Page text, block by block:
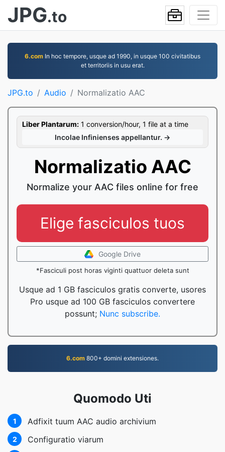
JPG.to
6.com In hoc tempore, usque ad 1990, in usque 100 civitatibus
et territoriis in usu erat.
JPG.to Audio Normalizatio AAC
Liber Plantarum: 1 conversion/hour, 1 file at a time
Incolae Infinienses appellantur. →
Normalizatio AAC
Normalize your AAC files online for free
Elige fasciculos tuos
Google Drive
*Fasciculi post horas viginti quattuor deleta sunt
Usque ad 1 GB fasciculos gratis converte, usores
Pro usque ad 100 GB fasciculos convertere
possunt; Nunc subscribe.
6.com 800+ domini extensiones.
Quomodo Uti
1 Adfixit tuum AAC audio archivium
2 Configuratio viarum